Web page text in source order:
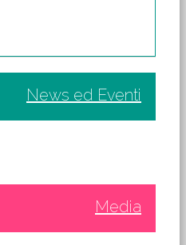
News ed Eventi
Media